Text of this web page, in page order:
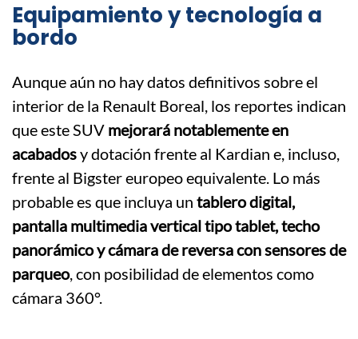
Equipamiento y tecnología a
bordo
Aunque aún no hay datos definitivos sobre el
interior de la Renault Boreal, los reportes indican
que este SUV mejorará notablemente en
acabadosy dotación frente al Kardian e, incluso,
frente al Bigster europeo equivalente. Lo más
probable es que incluya un tablero digital,
pantalla multimedia vertical tipo tablet, techo
panorámico y cámara de reversa con sensores de
parqueo, con posibilidad de elementos como
cámara 360°.